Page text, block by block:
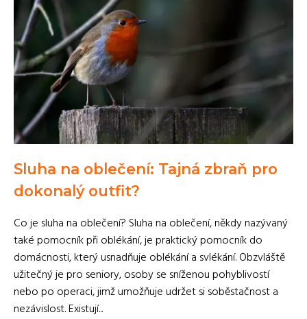
Sluha na oblečení: Tajná zbraň pro
dokonalý outfit?
Co je sluha na oblečení? Sluha na oblečení, někdy nazývaný
také pomocník při oblékání, je praktický pomocník do
domácnosti, který usnadňuje oblékání a svlékání. Obzvláště
užitečný je pro seniory, osoby se sníženou pohyblivostí
nebo po operaci, jimž umožňuje udržet si soběstačnost a
nezávislost. Existují...